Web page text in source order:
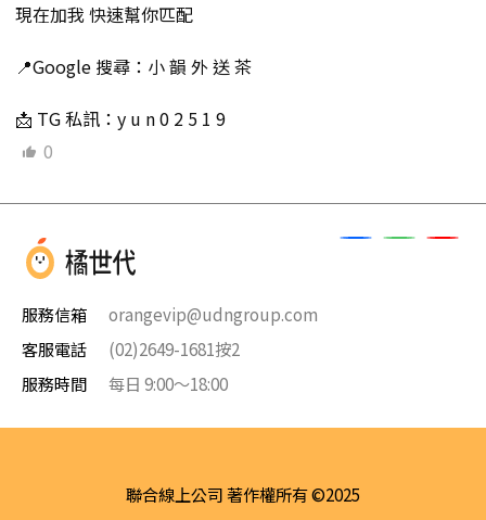
現在加我 快速幫你匹配
📍Google 搜尋：小 韻 外 送 茶
📩 TG 私訊：y u n 0 2 5 1 9
0
服務信箱
orangevip@udngroup.com
客服電話
(02)2649-1681按2
服務時間
每日 9:00～18:00
聯合線上公司 著作權所有 ©2025